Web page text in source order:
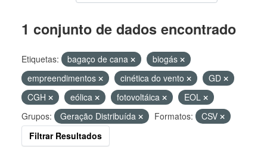
1 conjunto de dados encontrado
Etiquetas: bagaço de cana
biogás
empreendimentos
cinética do vento
GD
CGH
eólica fotovoltáica
EOL
Grupos:
Geração Distribuída Formatos:
CSV
Filtrar Resultados